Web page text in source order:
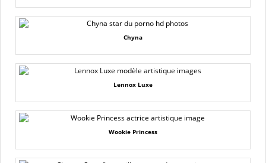
Chyna
Lennox Luxe
Wookie Princess